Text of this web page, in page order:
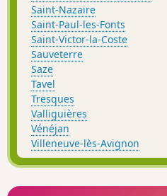
Saint-Nazaire
Saint-Paul-les-Fonts
Saint-Victor-la-Coste
Sauveterre
Saze
Tavel
Tresques
Valliguières
Vénéjan
Villeneuve-lès-Avignon